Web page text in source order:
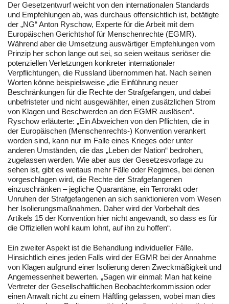
Der Gesetzentwurf weicht von den internationalen Standards
und Empfehlungen ab, was durchaus offensichtlich ist, betätigte
der „NG“ Anton Ryschow, Experte für die Arbeit mit dem
Europäischen Gerichtshof für Menschenrechte (EGMR).
Während aber die Umsetzung auswärtiger Empfehlungen vom
Prinzip her schon lange out sei, so seien weitaus seriöser die
potenziellen Verletzungen konkreter internationaler
Verpflichtungen, die Russland übernommen hat. Nach seinen
Worten könne beispielsweise „die Einführung neuer
Beschränkungen für die Rechte der Strafgefangen, und dabei
unbefristeter und nicht ausgewählter, einen zusätzlichen Strom
von Klagen und Beschwerden an den EGMR auslösen“.
Ryschow erläuterte: „Ein Abweichen von den Pflichten, die in
der Europäischen (Menschenrechts-) Konvention verankert
worden sind, kann nur im Falle eines Krieges oder unter
anderen Umständen, die das „Leben der Nation“ bedrohen,
zugelassen werden. Wie aber aus der Gesetzesvorlage zu
sehen ist, gibt es weitaus mehr Fälle oder Regimes, bei denen
vorgeschlagen wird, die Rechte der Strafgefangenen
einzuschränken – jegliche Quarantäne, ein Terrorakt oder
Unruhen der Strafgefangenen an sich sanktionieren vom Wesen
her Isolierungsmaßnahmen. Daher wird der Vorbehalt des
Artikels 15 der Konvention hier nicht angewandt, so dass es für
die Offiziellen wohl kaum lohnt, auf ihn zu hoffen“.
Ein zweiter Aspekt ist die Behandlung individueller Fälle.
Hinsichtlich eines jeden Falls wird der EGMR bei der Annahme
von Klagen aufgrund einer Isolierung deren Zweckmäßigkeit und
Angemessenheit bewerten. „Sagen wir einmal: Man hat keine
Vertreter der Gesellschaftlichen Beobachterkommission oder
einen Anwalt nicht zu einem Häftling gelassen, wobei man dies